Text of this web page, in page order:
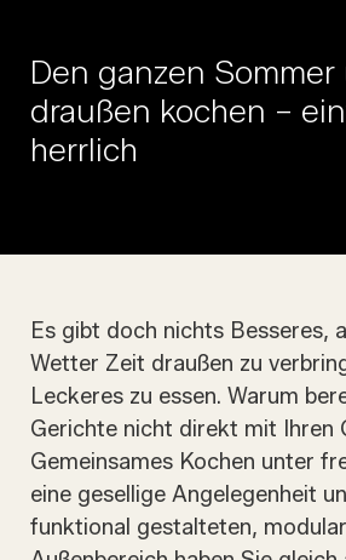
Den ganzen
draußen kochen –
herrlich
Es gibt doch nichts Besseres,
Wetter Zeit draußen zu
Leckeres zu essen. Warum
Gerichte nicht direkt mit Ihren
Gemeinsames Kochen unter
eine gesellige Angelegenheit
funktional gestalteten,